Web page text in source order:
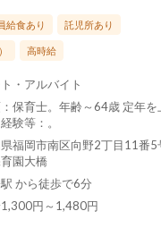
給食あり 託児所あり
高時給
・アルバイト
保育士。年齢～64歳 定年を
験等：。
福岡市南区向野2丁目11番5
園大橋
から徒歩で6分
円～1,480円